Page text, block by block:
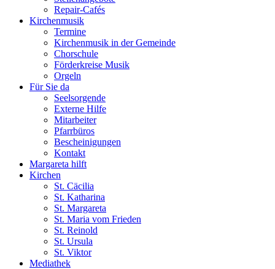
Repair-Cafés
Kirchenmusik
Termine
Kirchenmusik in der Gemeinde
Chorschule
Förderkreise Musik
Orgeln
Für Sie da
Seelsorgende
Externe Hilfe
Mitarbeiter
Pfarrbüros
Bescheinigungen
Kontakt
Margareta hilft
Kirchen
St. Cäcilia
St. Katharina
St. Margareta
St. Maria vom Frieden
St. Reinold
St. Ursula
St. Viktor
Mediathek